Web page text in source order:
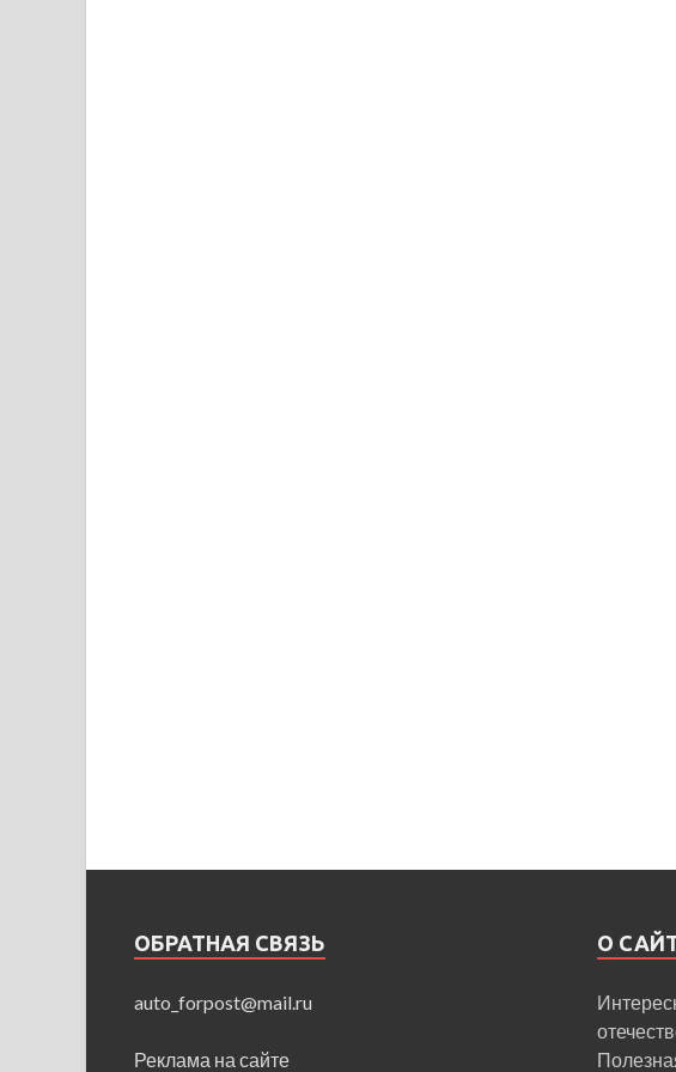
ОБРАТНАЯ СВЯЗЬ
auto_forpost@mail.ru
Реклама на сайте
О